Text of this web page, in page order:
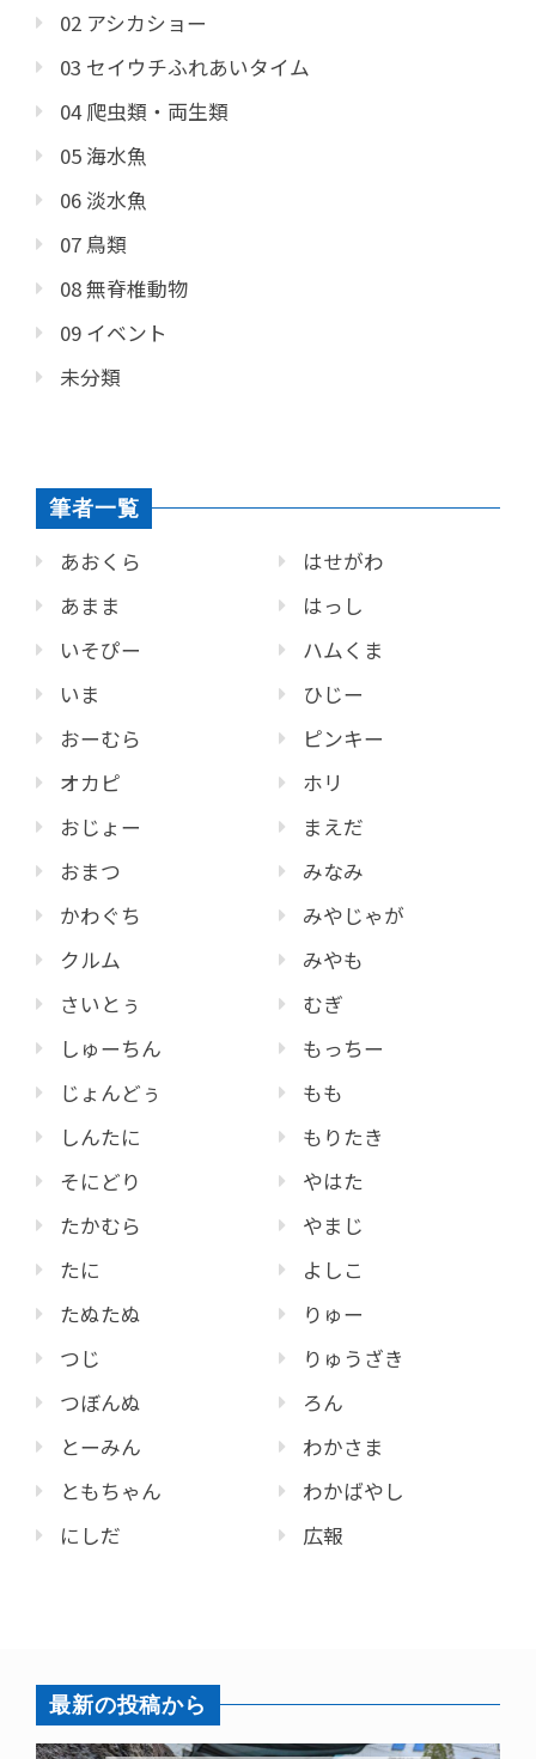
02 アシカショー
03 セイウチふれあいタイム
04 爬虫類・両生類
05 海水魚
06 淡水魚
07 鳥類
08 無脊椎動物
09 イベント
未分類
筆者一覧
あおくら
あまま
いそぴー
いま
おーむら
オカピ
おじょー
おまつ
かわぐち
クルム
さいとぅ
しゅーちん
じょんどぅ
しんたに
そにどり
たかむら
たに
たぬたぬ
つじ
つぼんぬ
とーみん
ともちゃん
にしだ
はせがわ
はっし
ハムくま
ひじー
ピンキー
ホリ
まえだ
みなみ
みやじゃが
みやも
むぎ
もっちー
もも
もりたき
やはた
やまじ
よしこ
りゅー
りゅうざき
ろん
わかさま
わかばやし
広報
最新の投稿から